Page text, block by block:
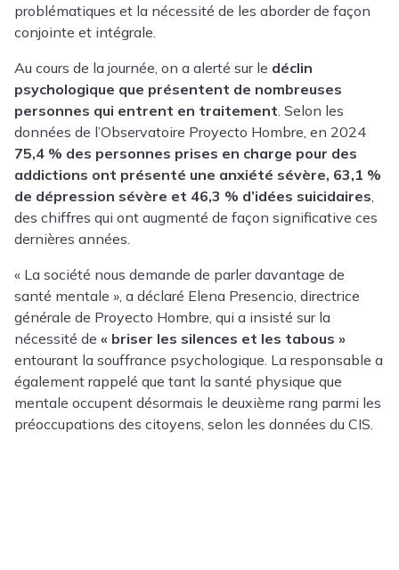
problématiques et la nécessité de les aborder de façon
conjointe et intégrale.
Au cours de la journée, on a alerté sur le déclin
psychologique que présentent de nombreuses
personnes qui entrent en traitement . Selon les
données de l’Observatoire Proyecto Hombre, en 2024
75,4 % des personnes prises en charge pour des
addictions ont présenté une anxiété sévère, 63,1 %
de dépression sévère et 46,3 % d’idées suicidaires
des chiffres qui ont augmenté de façon significative ces
dernières années.
« La société nous demande de parler davantage de
santé mentale », a déclaré Elena Presencio , directrice
générale de Proyecto Hombre, qui a insisté sur la
nécessité de « briser les silences et les tabous »
entourant la souffrance psychologique. La responsable a
également rappelé que tant la santé physique que
mentale occupent désormais le deuxième rang parmi les
préoccupations des citoyens, selon les données du CIS.